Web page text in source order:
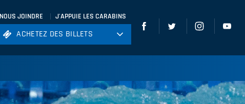
NOUS JOINDRE J'APPUIE LES CARABINS
ACHETEZ DES BILLETS
Soccer
ACHETEZ DES BILLETS